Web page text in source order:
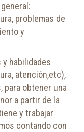
problemas de
y
habilidades
atención,etc),
para obtener una
a partir de la
y trabajar
contando con